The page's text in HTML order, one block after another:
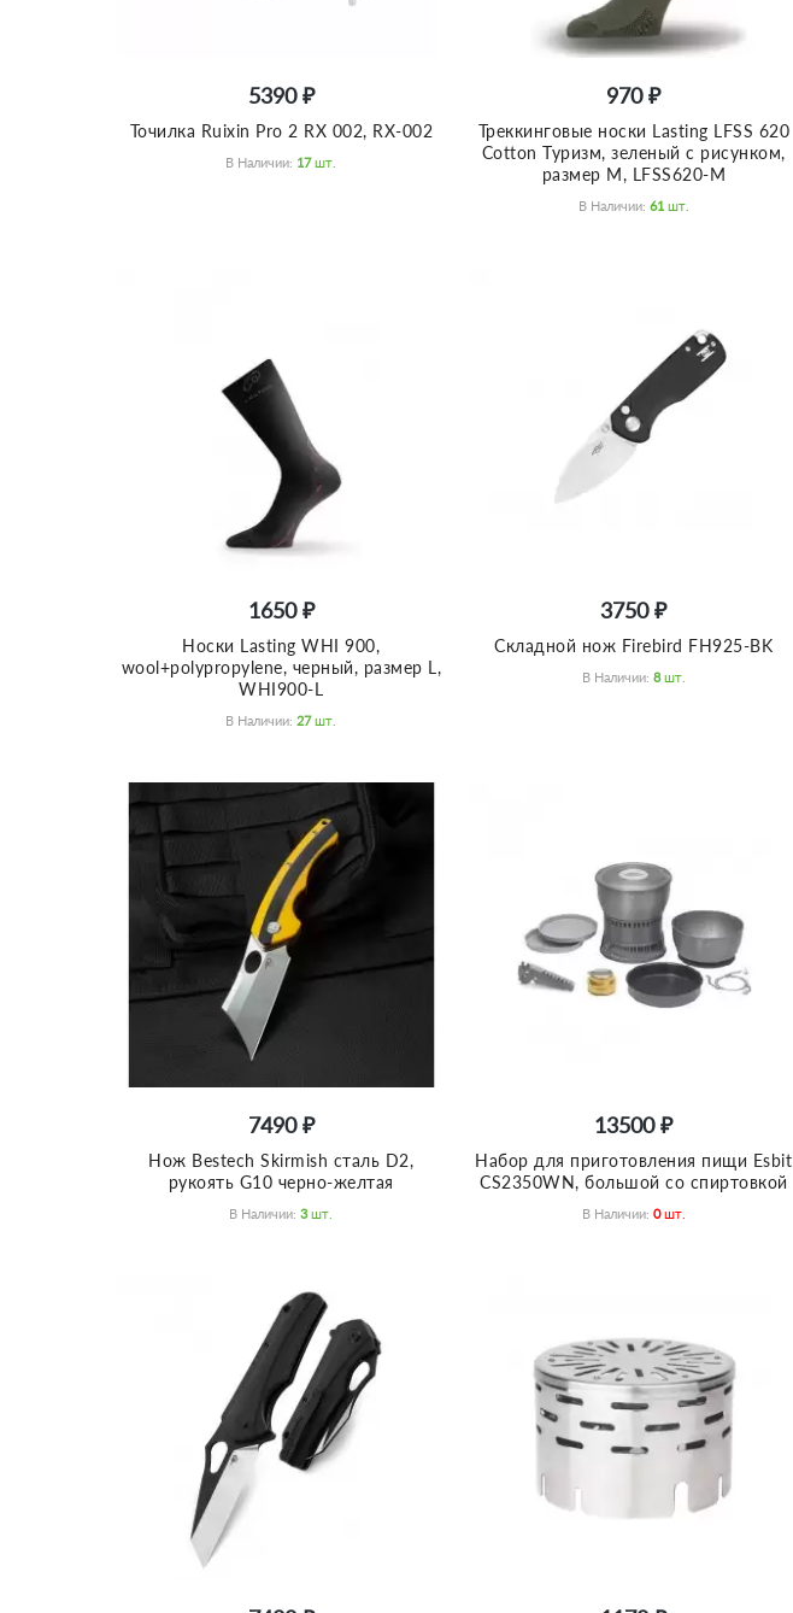
5390 ₽
Точилка Ruixin Pro 2 RX 002, RX-002
В Наличии: 17 Шт.
970 ₽
Треккинговые носки Lasting LFSS 620
Cotton Туризм, зеленый с рисунком,
размер M, LFSS620-M
В Наличии: 61 Шт.
1650 ₽
Носки Lasting WHI 900,
wool+polypropylene, черный, размер L,
WHI900-L
В Наличии:27 Шт.
3750 ₽
Складной нож Firebird FH925-BK
В Наличии: 8 Шт.
7490 ₽
Нож Bestech Skirmish сталь D2,
рукоять G10 черно-желтая
В Наличии:3 Шт.
13500 ₽
Набор для приготовления пищи Esbit
CS2350WN, большой со спиртовкой
В Наличии: 0 Шт.